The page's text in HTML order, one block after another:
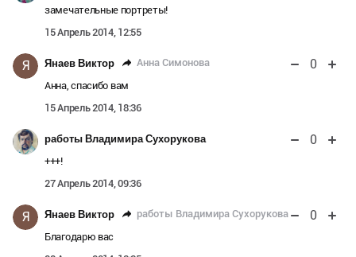
замечательные портреты!
15 Апрель 2014, 12:55
Я Янаев Виктор Анна Симонова 0
Анна, спасибо вам
15 Апрель 2014, 18:36
работы Владимира Сухорукова 0
+++!
27 Апрель 2014, 09:36
Я Янаев Виктор работы Владимира Сухорукова 0
Благодарю вас